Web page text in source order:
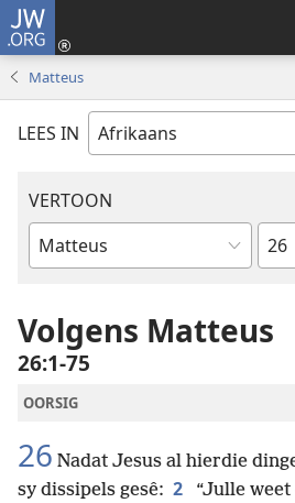
JW.ORG
Matteus
LEES IN
VERTOON
Bybelboek
Volgens Matteus
26:1-75
OORSIG
26 Nadat Jesus al hierdie
sy dissipels gesê: 2
“Julle